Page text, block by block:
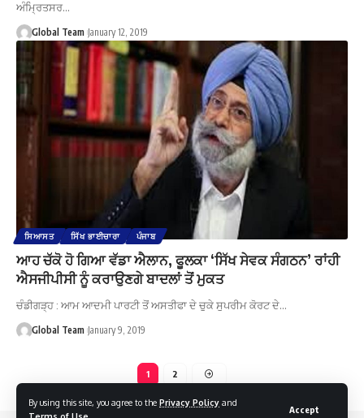
By using this site, you agree to the Privacy Policy and
Accept
ਅੰਮ੍ਰਿਤਸਰ…
Global Team January 12, 2019
ਸਿਆਸਤ ਸਿੱਖ ਭਾਈਚਾਰਾ ਪੰਜਾਬ
ਆਹ ਚੱਕੋ ਹੋ ਗਿਆ ਵੱਡਾ ਐਲਾਨ, ਫੂਲਕਾ ‘ਸਿੱਖ ਸੇਵਕ ਸੰਗਠਨ’ ਰਾਂਹੀ
ਐਸਜੀਪੀਸੀ ਨੂੰ ਕਰਾਉਣਗੇ ਬਾਦਲਾਂ ਤੋਂ ਮੁਕਤ
ਚੰਡੀਗੜ੍ਹ : ਆਮ ਆਦਮੀ ਪਾਰਟੀ ਤੋਂ ਅਸਤੀਫਾ ਦੇ ਚੁਕੇ ਸੁਪਰੀਮ ਕੋਰਟ ਦੇ…
Global Team January 9, 2019
1 2